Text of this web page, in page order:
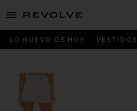
menu - shows more content
LO NUEVO DE HOY VESTIDOS